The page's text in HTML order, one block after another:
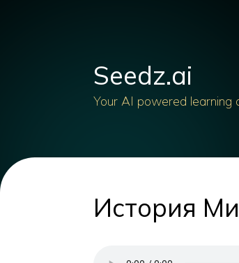
Seedz.ai
Your AI powered learning
История